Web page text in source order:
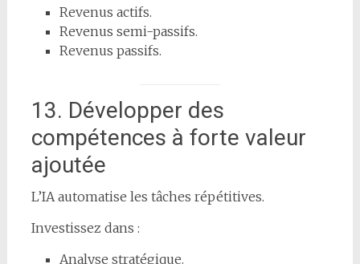
Revenus actifs.
Revenus semi-passifs.
Revenus passifs.
13. Développer des
compétences à forte valeur
ajoutée
L’IA automatise les tâches répétitives.
Investissez dans :
Analyse stratégique.